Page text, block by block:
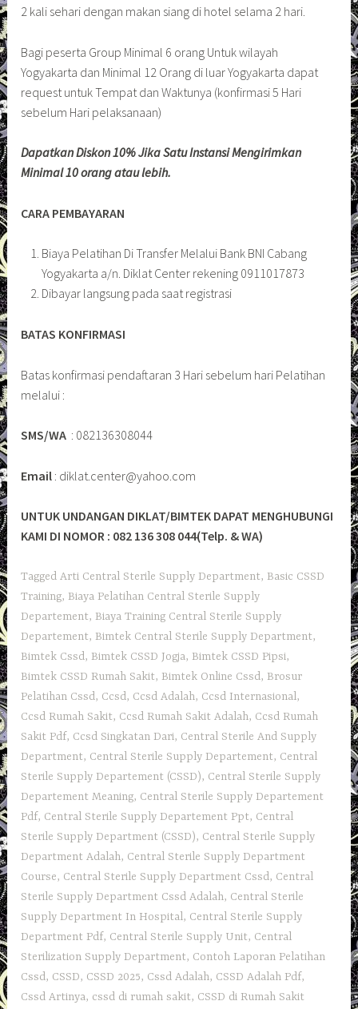
2 kali sehari dengan makan siang di hotel selama 2 hari.
Bagi peserta Group Minimal 6 orang Untuk wilayah
Yogyakarta dan Minimal 12 Orang di luar Yogyakarta dapat
request untuk Tempat dan Waktunya (konfirmasi 5 Hari
sebelum Hari pelaksanaan)
Dapatkan Diskon 10% Jika Satu Instansi Mengirimkan
Minimal 10 orang atau lebih.
CARA PEMBAYARAN
Biaya Pelatihan Di Transfer Melalui Bank BNI Cabang
Yogyakarta a/n. Diklat Center rekening 0911017873
Dibayar langsung pada saat registrasi
BATAS KONFIRMASI
Batas konfirmasi pendaftaran 3 Hari sebelum hari Pelatihan
melalui :
SMS/WA : 082136308044
Email : diklat.center@yahoo.com
UNTUK UNDANGAN DIKLAT/BIMTEK DAPAT MENGHUBUNGI
KAMI DI NOMOR : 082 136 308 044(Telp. & WA)
TaggedArti Central Sterile Supply Department, Basic CSSD
Training, Biaya Pelatihan Central Sterile Supply
Departement, Biaya Training Central Sterile Supply
Departement, Bimtek Central Sterile Supply Department,
Bimtek Cssd, Bimtek CSSD Jogja, Bimtek CSSD Pipsi,
Bimtek CSSD Rumah Sakit, Bimtek Online Cssd, Brosur
Pelatihan Cssd, Ccsd, Ccsd Adalah, Ccsd Internasional,
Ccsd Rumah Sakit, Ccsd Rumah Sakit Adalah, Ccsd Rumah
Sakit Pdf, Ccsd Singkatan Dari, Central Sterile And Supply
Department, Central Sterile Supply Departement, Central
Sterile Supply Departement (CSSD), Central Sterile Supply
Departement Meaning, Central Sterile Supply Departement
Pdf, Central Sterile Supply Departement Ppt, Central
Sterile Supply Department (CSSD), Central Sterile Supply
Department Adalah, Central Sterile Supply Department
Course, Central Sterile Supply Department Cssd, Central
Sterile Supply Department Cssd Adalah, Central Sterile
Supply Department In Hospital, Central Sterile Supply
Department Pdf, Central Sterile Supply Unit, Central
Sterilization Supply Department, Contoh Laporan Pelatihan
Cssd, CSSD, CSSD 2025, Cssd Adalah, CSSD Adalah Pdf,
Cssd Artinya, cssd di rumah sakit, CSSD di Rumah Sakit